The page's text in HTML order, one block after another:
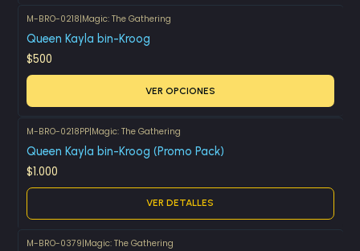
M-BRO-0218|Magic: The Gathering
Queen Kayla bin-Kroog
$500
VER OPCIONES
Agotado
M-BRO-0218PP|Magic: The Gathering
Queen Kayla bin-Kroog (Promo Pack)
$1.000
VER DETALLES
M-BRO-0379|Magic: The Gathering